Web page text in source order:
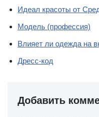
Идеал красоты от
Модель (профессия)
Влияет ли одежда на
Дресс-код
Добавить